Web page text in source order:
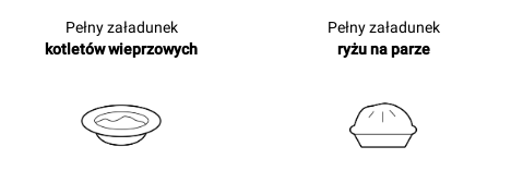
Pełny załadunek
kotletów wieprzowych
Pełny załadunek
ryżu na parze